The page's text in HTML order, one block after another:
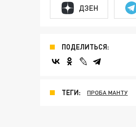
ДЗЕН
ПОДЕЛИТЬСЯ:
ТЕГИ: ПРОБА МАНТУ